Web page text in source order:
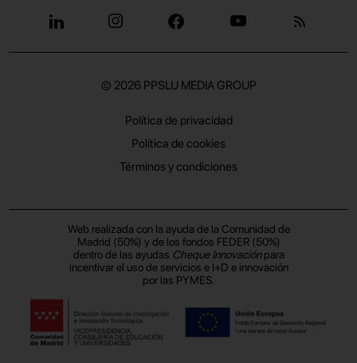
© 2026 PPSLU MEDIA GROUP
Política de privacidad
Política de cookies
Términos y condiciones
Web realizada con la ayuda de la Comunidad de
Madrid (50%) y de los fondos FEDER (50%)
dentro de las ayudas Cheque Innovaciónpara
incentivar el uso de servicios e I+D e innovación
por las PYMES.